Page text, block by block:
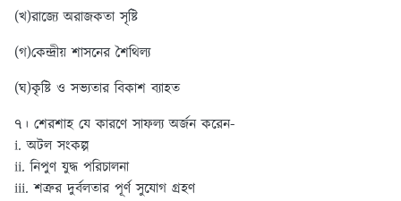
(খ)রাজ্যে অরাজকতা সৃষ্টি
(গ)কেন্দ্রীয় শাসনের শৈথিল্য
(ঘ)কৃষ্টি ও সভ্যতার বিকাশ ব্যাহত
৭। শেরশাহ যে কারণে সাফল্য অর্জন করেন-
i. অটল সংকল্প
ii. নিপুণ যুদ্ধ পরিচালনা
iii. শত্রুর দুর্বলতার পূর্ণ সুযোগ গ্রহণ